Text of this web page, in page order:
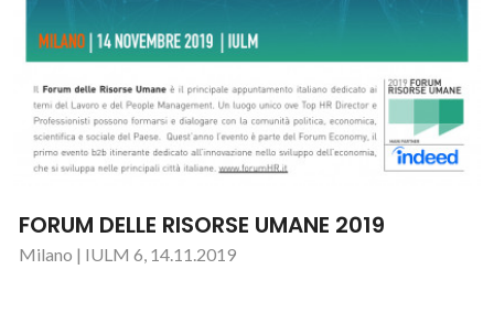
FORUM DELLE RISORSE UMANE 2019
Milano | IULM 6, 14.11.2019